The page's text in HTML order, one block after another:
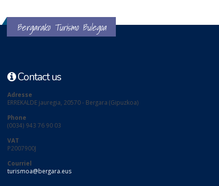
Bergarako Turismo Bulegoa
Contact us
Adresse
ERREKALDE jauregia, 20570 - Bergara (Gipuzkoa)
Phone
(0034) 943 76 90 03
VAT
P2007900J
Courriel
turismoa@bergara.eus